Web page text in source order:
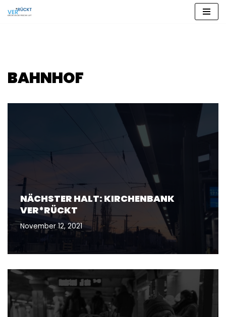
BAHNHOF
NÄCHSTER HALT: KIRCHENBANK
VER*RÜCKT
November 12, 2021